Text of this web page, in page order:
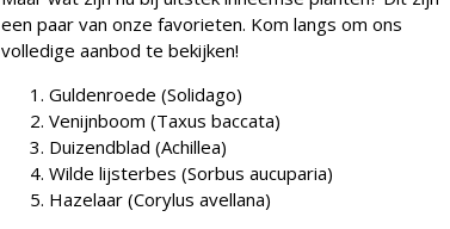
een paar van onze favorieten. Kom langs om ons
volledige aanbod te bekijken!
Guldenroede (Solidago)
Venijnboom (Taxus baccata)
Duizendblad (Achillea)
Wilde lijsterbes (Sorbus aucuparia)
Hazelaar (Corylus avellana)